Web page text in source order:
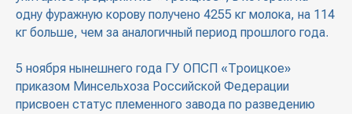
одну фуражную корову получено 4255 кг молока, на 114
кг больше, чем за аналогичный период прошлого года.
5 ноября нынешнего года ГУ ОПСП «Троицкое»
приказом Минсельхоза Российской Федерации
присвоен статус племенного завода по разведению